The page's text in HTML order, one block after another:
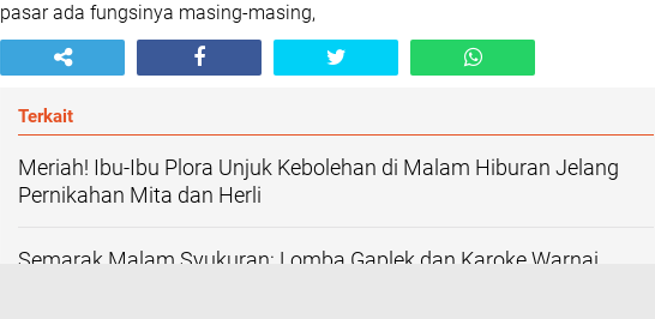
pasar ada fungsinya masing-masing,
Terkait
Meriah! Ibu-Ibu Plora Unjuk Kebolehan di Malam Hiburan Jelang
Pernikahan Mita dan Herli
Semarak Malam Syukuran: Lomba Gaplek dan Karoke Warnai